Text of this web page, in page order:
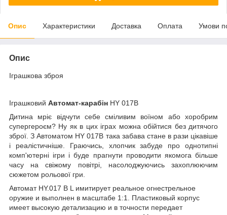
Опис Характеристики Доставка Оплата Умови
Опис
Іграшкова зброя
Іграшковий Автомат-карабін HY 017B
Дитина мріє відчути себе сміливим воїном або хоробрим
супергероєм? Ну як в цих іграх можна обійтися без дитячого
зброї. З Автоматом HY 017B така забава стане в рази цікавіше
і реалістичніше. Граючись, хлопчик забуде про однотипні
комп'ютерні ігри і буде прагнути проводити якомога більше
часу на свіжому повітрі, насолоджуючись захоплюючим
сюжетом рольової гри.
Автомат HY.017 B L имитирует реальное огнестрельное
оружие и выполнен в масштабе 1:1. Пластиковый корпус
имеет высокую детализацию и в точности передает